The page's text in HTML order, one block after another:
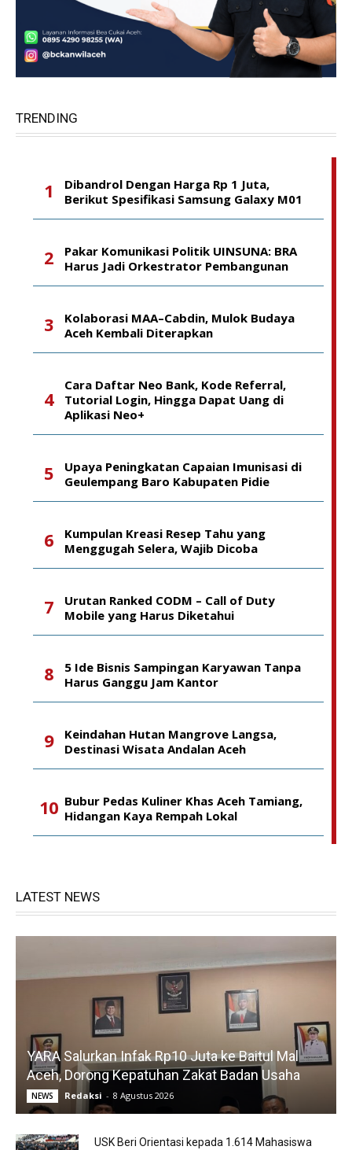
TRENDING
Dibandrol Dengan Harga Rp 1 Juta,
Berikut Spesifikasi Samsung Galaxy M01
Pakar Komunikasi Politik UINSUNA: BRA
Harus Jadi Orkestrator Pembangunan
Kolaborasi MAA–Cabdin, Mulok Budaya
Aceh Kembali Diterapkan
Cara Daftar Neo Bank, Kode Referral,
Tutorial Login, Hingga Dapat Uang di
Aplikasi Neo+
Upaya Peningkatan Capaian Imunisasi di
Geulempang Baro Kabupaten Pidie
Kumpulan Kreasi Resep Tahu yang
Menggugah Selera, Wajib Dicoba
Urutan Ranked CODM – Call of Duty
Mobile yang Harus Diketahui
5 Ide Bisnis Sampingan Karyawan Tanpa
Harus Ganggu Jam Kantor
Keindahan Hutan Mangrove Langsa,
Destinasi Wisata Andalan Aceh
Bubur Pedas Kuliner Khas Aceh Tamiang,
Hidangan Kaya Rempah Lokal
LATEST NEWS
YARA Salurkan Infak Rp10 Juta ke Baitul Mal
Aceh, Dorong Kepatuhan Zakat Badan Usaha
NEWS Redaksi - 8 Agustus 2026
USK Beri Orientasi kepada 1.614 Mahasiswa